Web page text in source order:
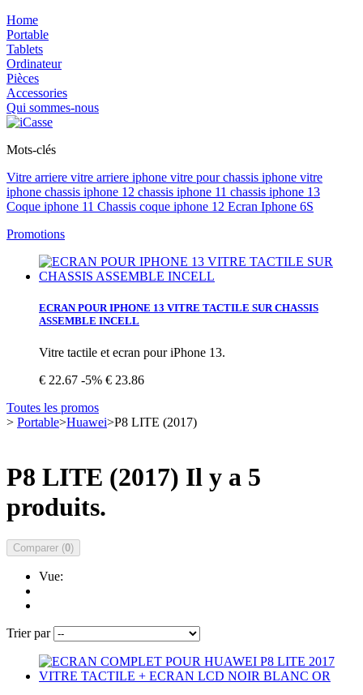
Home
Portable
Tablets
Ordinateur
Pièces
Accessories
Qui sommes-nous
Mots-clés
Vitre arriere vitre arriere iphone vitre pourchassis iphone vitre
iphone chassis iphone 12 chassis iphone 11 chassis iphone 13
Coque iphone 11 Chassis coque iphone 12 Ecran Iphone 6S
Promotions
ECRAN POUR IPHONE 13 VITRE TACTILE SUR CHASSIS
ASSEMBLE INCELL
Vitre tactile et ecran pour iPhone 13.
€ 22.67 -5% € 23.86
Toutes les promos
> Portable>Huawei>P8 LITE (2017)
P8 LITE (2017) Il y a 5
produits.
Comparer (0)
Vue:
Trier par